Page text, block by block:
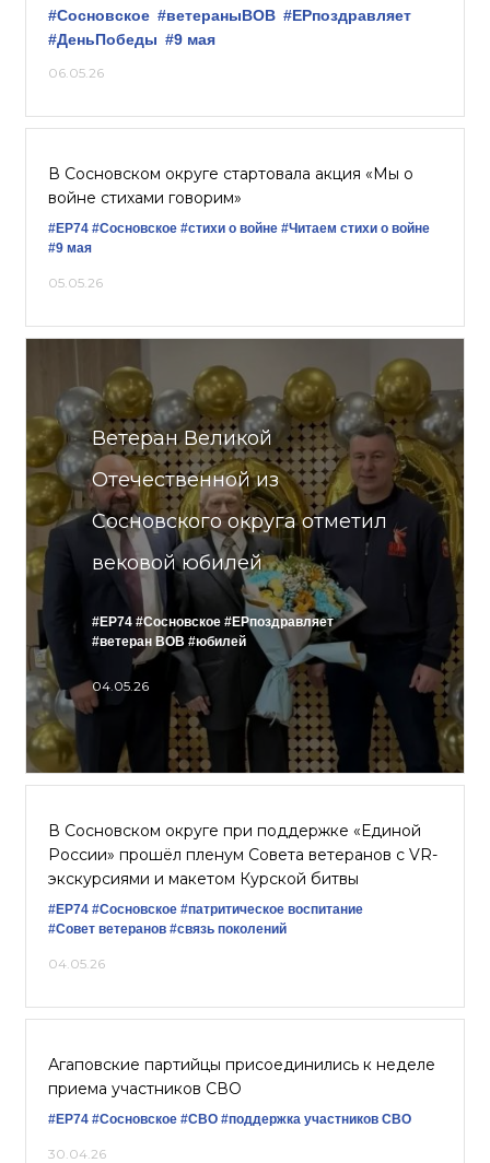
#Сосновское #ветераныВОВ #ЕРпоздравляет
#ДеньПобеды #9 мая
06.05.26
В Сосновском округе стартовала акция «Мы о
войне стихами говорим»
#ЕР74 #Сосновское #стихи о войне #Читаем стихи о войне
#9 мая
05.05.26
Ветеран Великой
Отечественной из
Сосновского округа отметил
вековой юбилей
#ЕР74 #Сосновское #ЕРпоздравляет
#ветеран ВОВ #юбилей
04.05.26
В Сосновском округе при поддержке «Единой
России» прошёл пленум Совета ветеранов с VR-
экскурсиями и макетом Курской битвы
#ЕР74 #Сосновское #патритическое воспитание
#Совет ветеранов #связь поколений
04.05.26
Агаповские партийцы присоединились к неделе
приема участников СВО
#ЕР74 #Сосновское #СВО #поддержка участников СВО
30.04.26